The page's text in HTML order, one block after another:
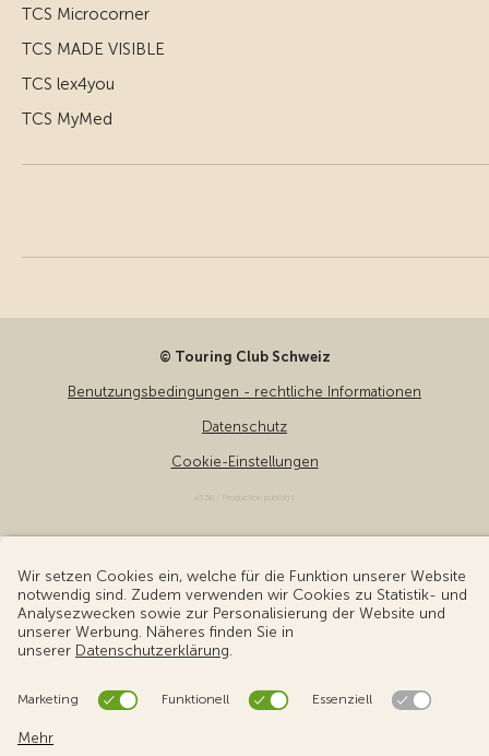
TCS Microcorner
TCS MADE VISIBLE
TCS lex4you
TCS MyMed
© Touring Club Schweiz
Benutzungsbedingungen - rechtliche Informationen
Datenschutz
Cookie-Einstellungen
v3.56 / Production publish 1